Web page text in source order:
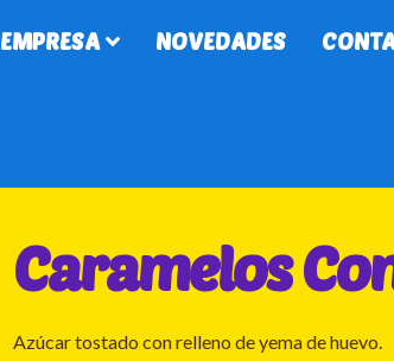
EMPRESA NOVEDADES
Caramelos
Azúcar tostado con relleno de yema de huevo.